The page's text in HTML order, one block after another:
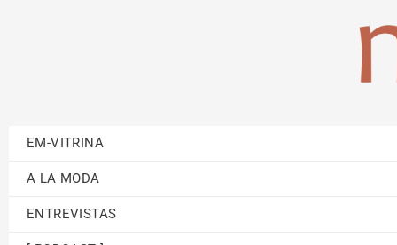
EM-VITRINA
A LA MODA
ENTREVISTAS